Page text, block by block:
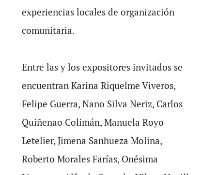
experiencias locales de organización
comunitaria.
Entre las y los expositores invitados se
encuentran Karina Riquelme Viveros,
Felipe Guerra, Nano Silva Neriz, Carlos
Quiñenao Colimán, Manuela Royo
Letelier, Jimena Sanhueza Molina,
Roberto Morales Farías, Onésima